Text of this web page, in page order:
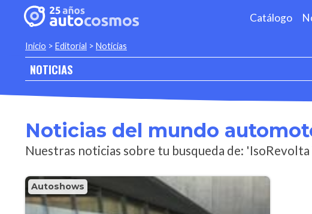
Catálogo
Inicio > Editorial > Noticias
NOTICIAS
Noticias del mundo
Nuestras noticias sobre tu busqueda de:
Autoshows